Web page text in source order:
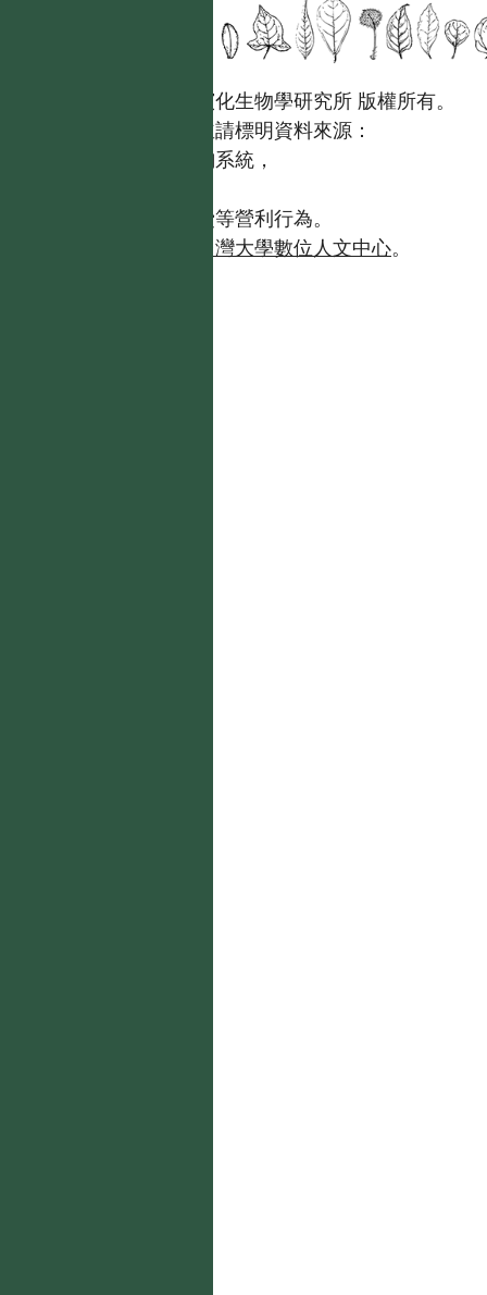
國立台灣大學生態學與演化生物學研究所 版權所有。
歡迎引用本網站資料，並請標明資料來源：
【台灣植物資訊整合查詢系統，
且不得有收取資料查詢費等營利行為。
台灣大學數位人文中心。